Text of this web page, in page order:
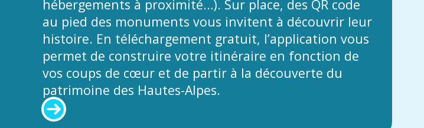
hébergements à proximité…). Sur place, des QR code
au pied des monuments vous invitent à découvrir leur
histoire. En téléchargement gratuit, l’application vous
permet de construire votre itinéraire en fonction de
vos coups de cœur et de partir à la découverte du
patrimoine des Hautes-Alpes.